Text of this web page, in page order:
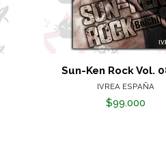
Sun-Ken Rock Vol.
IVREA ESPAÑA
$99.000